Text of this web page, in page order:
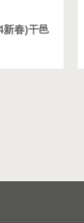
新春)干邑